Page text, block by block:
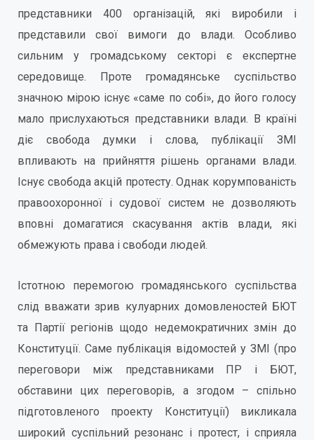
представники 400 організацій, які виробили і
представили свої вимоги до влади. Особливо
сильним у громадському секторі є експертне
середовище. Проте громадянське суспільство
значною мірою існує «саме по собі», до його голосу
мало прислухаються представники влади. В країні
діє свобода думки і слова, публікації ЗМІ
впливають на прийняття рішень органами влади.
Існує свобода акцій протесту. Однак корумпованість
правоохоронної і судової систем не дозволяють
вповні домагатися скасування актів влади, які
обмежують права і свободи людей.
Істотною перемогою громадянського суспільства
слід вважати зрив кулуарних домовленостей БЮТ
та Партії регіонів щодо недемократичних змін до
Конституції. Саме публікація відомостей у ЗМІ (про
переговори між представниками ПР і БЮТ,
обставини цих переговорів, а згодом – спільно
підготовленого проекту Конституції) викликала
широкий суспільний резонанс і протест, і сприяла